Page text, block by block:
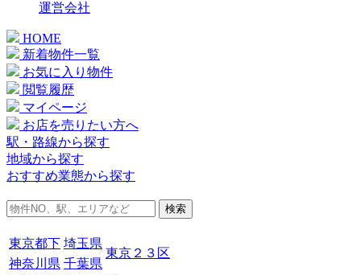
運営会社
HOME
新着物件一覧
お気に入り物件
閲覧履歴
マイページ
お店を売りたい方へ
駅・路線から探す
地域から探す
おすすめ業態から探す
検索
東京都下 埼玉県
東京２３区
神奈川県 千葉県